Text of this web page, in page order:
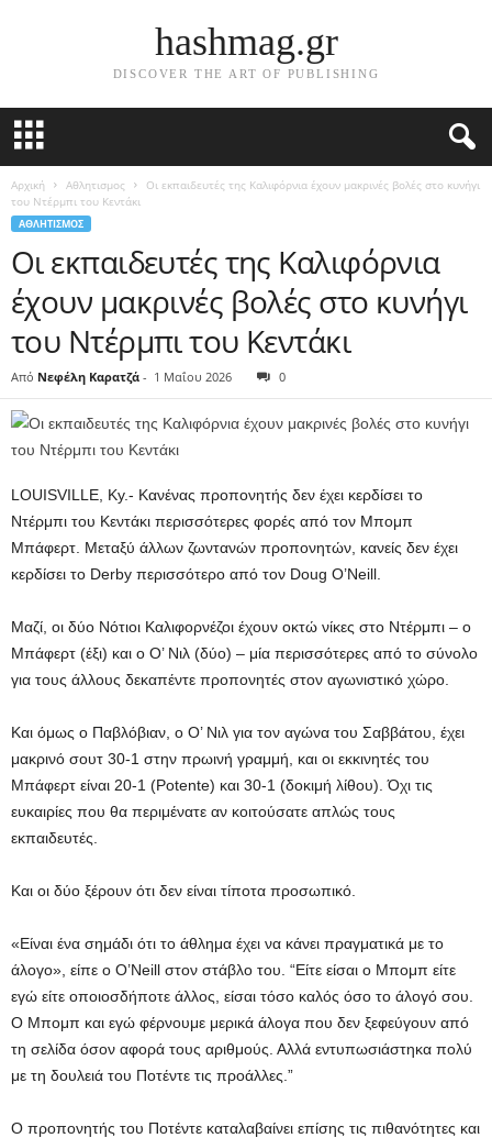
hashmag.gr
DISCOVER THE ART OF PUBLISHING
Αρχική Αθλητισμος
Οι εκπαιδευτές της Καλιφόρνια έχουν μακρινές βολές στο κυνήγι
του Ντέρμπι του Κεντάκι
ΑΘΛΗΤΙΣΜΟΣ
Οι εκπαιδευτές της Καλιφόρνια
έχουν μακρινές βολές στο κυνήγι
του Ντέρμπι του Κεντάκι
Από Νεφέλη Καρατζά - 1 Μαΐου 2026 0
LOUISVILLE, Ky.- Κανένας προπονητής δεν έχει κερδίσει το
Ντέρμπι του Κεντάκι περισσότερες φορές από τον Μπομπ
Μπάφερτ. Μεταξύ άλλων ζωντανών προπονητών, κανείς δεν έχει
κερδίσει το Derby περισσότερο από τον Doug O’Neill.
Μαζί, οι δύο Νότιοι Καλιφορνέζοι έχουν οκτώ νίκες στο Ντέρμπι – ο
Μπάφερτ (έξι) και ο Ο’ Νιλ (δύο) – μία περισσότερες από το σύνολο
για τους άλλους δεκαπέντε προπονητές στον αγωνιστικό χώρο.
Και όμως ο Παβλόβιαν, ο Ο’ Νιλ για τον αγώνα του Σαββάτου, έχει
μακρινό σουτ 30-1 στην πρωινή γραμμή, και οι εκκινητές του
Μπάφερτ είναι 20-1 (Potente) και 30-1 (δοκιμή λίθου). Όχι τις
ευκαιρίες που θα περιμένατε αν κοιτούσατε απλώς τους
εκπαιδευτές.
Και οι δύο ξέρουν ότι δεν είναι τίποτα προσωπικό.
«Είναι ένα σημάδι ότι το άθλημα έχει να κάνει πραγματικά με το
άλογο», είπε ο O’Neill στον στάβλο του. “Είτε είσαι ο Μπομπ είτε
εγώ είτε οποιοσδήποτε άλλος, είσαι τόσο καλός όσο το άλογό σου.
Ο Μπομπ και εγώ φέρνουμε μερικά άλογα που δεν ξεφεύγουν από
τη σελίδα όσον αφορά τους αριθμούς. Αλλά εντυπωσιάστηκα πολύ
με τη δουλειά του Ποτέντε τις προάλλες.”
Ο προπονητής του Ποτέντε καταλαβαίνει επίσης τις πιθανότητες και